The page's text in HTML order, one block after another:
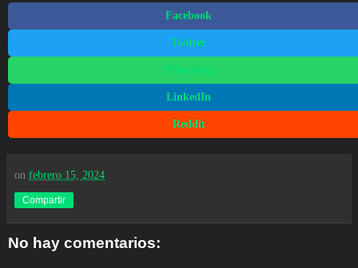
Facebook
Twitter
WhatsApp
LinkedIn
Reddit
on febrero 15, 2024
Compartir
No hay comentarios: